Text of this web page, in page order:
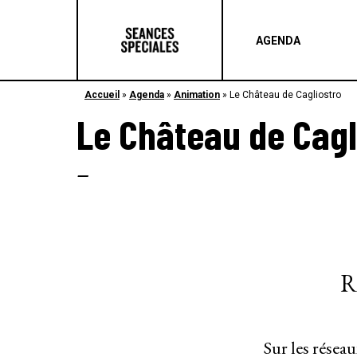
AGENDA
Accueil » Agenda » Animation » Le Château de Cagliostro
Le Château de
–
Sur les